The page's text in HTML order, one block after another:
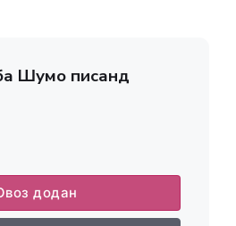
Шумо писанд
додан